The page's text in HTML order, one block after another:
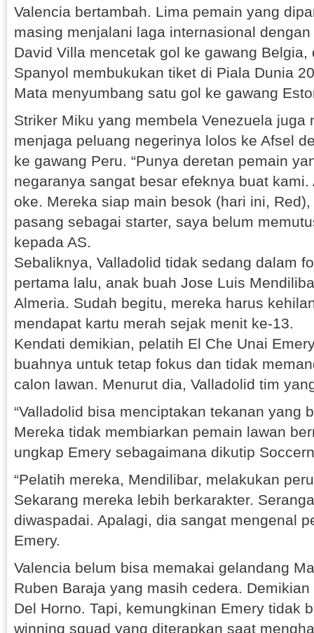
Valencia bertambah. Lima pemain yang
masing menjalani laga internasional
David Villa mencetak gol ke gawang Belgia,
Spanyol membukukan tiket di Piala Dunia
Mata menyumbang satu gol ke gawang
Striker Miku yang membela Venezuela juga
menjaga peluang negerinya lolos ke Afsel
ke gawang Peru. “Punya deretan pemain
negaranya sangat besar efeknya buat
oke. Mereka siap main besok (hari ini,
pasang sebagai starter, saya belum
kepada AS.
Sebaliknya, Valladolid tidak sedang dalam
pertama lalu, anak buah Jose Luis
Almeria. Sudah begitu, mereka harus
mendapat kartu merah sejak menit ke-13.
Kendati demikian, pelatih El Che Unai
buahnya untuk tetap fokus dan tidak
calon lawan. Menurut dia, Valladolid tim
“Valladolid bisa menciptakan tekanan yang
Mereka tidak membiarkan pemain lawan
ungkap Emery sebagaimana dikutip
“Pelatih mereka, Mendilibar, melakukan
Sekarang mereka lebih berkarakter.
diwaspadai. Apalagi, dia sangat mengenal
Emery.
Valencia belum bisa memakai gelandang
Ruben Baraja yang masih cedera.
Del Horno. Tapi, kemungkinan Emery tidak
winning squad yang diterapkan saat